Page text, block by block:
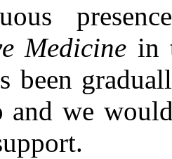
Medicine in
been
and we